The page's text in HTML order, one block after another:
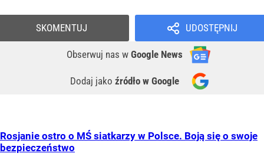
UDOSTĘPNIJ
Obserwuj nas w Google News
Dodaj jako źródło w Google
SKOMENTUJ
Rosjanie ostro o MŚ siatkarzy w Polsce. Boją się o swoje
bezpieczeństwo